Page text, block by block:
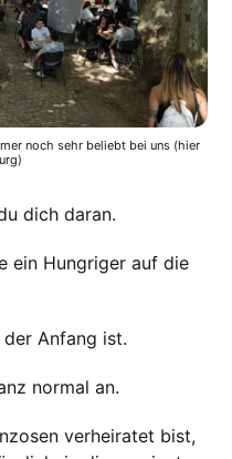
noch sehr beliebt bei uns (hier
dich daran.
ein Hungriger auf die
Anfang ist.
normal an.
verheiratet bist,